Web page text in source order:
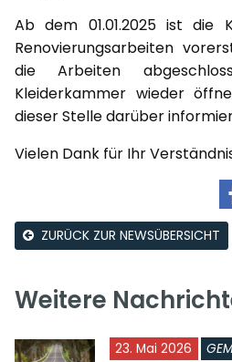
Ab dem 01.01.2025 ist die
Renovierungsarbeiten
die Arbeiten
Kleiderkammer wieder
dieser Stelle darüber
Vielen Dank für Ihr
ZURÜCK ZUR NEWSÜBERSICHT
Weitere
23. Mai 2026